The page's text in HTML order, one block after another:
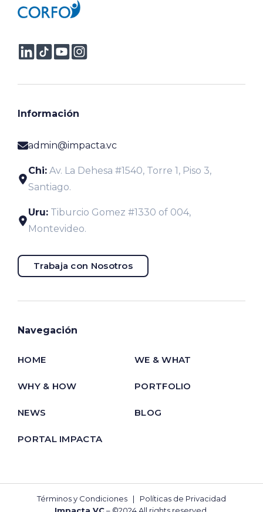
Información
admin@impacta.vc
Chi: Av. La Dehesa #1540, Torre 1, Piso 3,
Santiago.
Uru: Tiburcio Gomez #1330 of 004,
Montevideo.
Trabaja con Nosotros
Navegación
HOME WE & WHAT
WHY & HOW PORTFOLIO
NEWS BLOG
PORTAL IMPACTA
Términos y Condiciones | Políticas de Privacidad